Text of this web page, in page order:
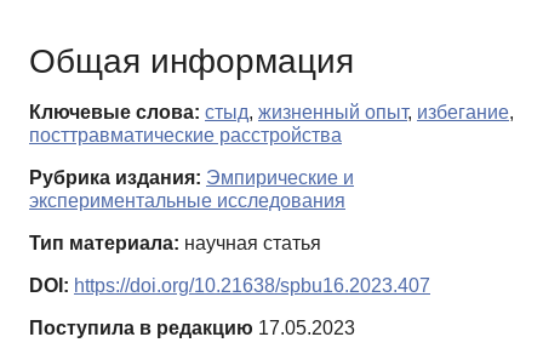
Общая информация
Ключевые слова: стыд, жизненный опыт, избегание,
посттравматические расстройства
Рубрика издания: Эмпирические и
экспериментальные исследования
Тип материала: научная статья
DOI: https://doi.org/10.21638/spbu16.2023.407
Поступила в редакцию 17.05.2023